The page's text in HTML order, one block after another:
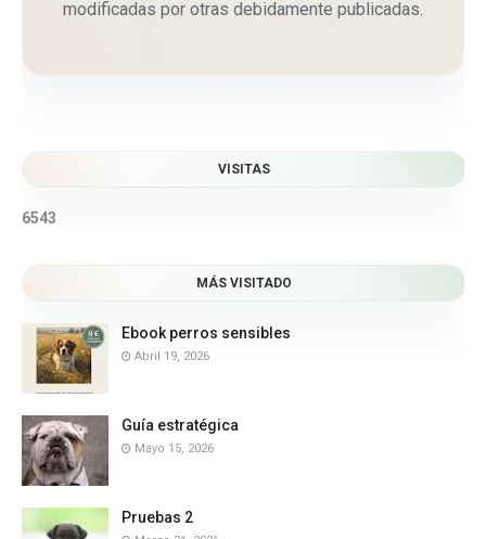
modificadas por otras debidamente publicadas.
VISITAS
6543
MÁS VISITADO
Ebook perros sensibles
Abril 19, 2026
Guía estratégica
Mayo 15, 2026
Pruebas 2